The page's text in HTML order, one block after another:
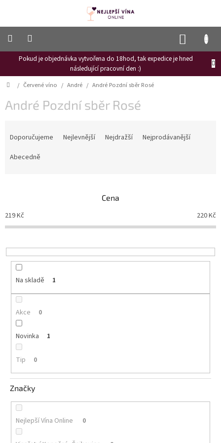
Pokud je objednávka vytvořena do 18hod, tak expedice je hned
následující pracovní den :)
Frizzante
Růžové
víno
Hroznový
Naši
vinaři
Vinné
Červené
k
vínu
Akční
nabídka
Dárkové
poukazy
Získat
Blog
Mladé
a
Svatomartinské
Prodej
Domů
/ Červené víno / André / André Pozdní sběr Rosé
André Pozdní sběr Rosé
o
d
k
t
Doporučujeme Nejlevnější Nejdražší
Nejprodávanější
Abecedně
Cena
219Kč 220Kč
Na skladě 1
Akce 0
Novinka 1
Tip 0
Značky
Nejlepší Vína Online 0